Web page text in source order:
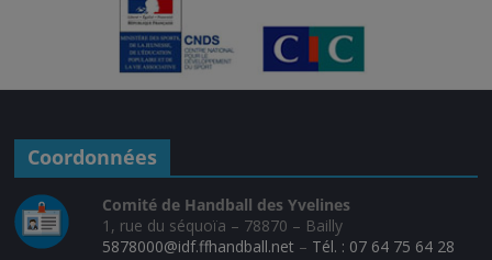
Coordonnées
Comité de Handball des Yvelines
1, rue du séquoïa – 78870 – Bailly
5878000@idf.ffhandball.net – Tél. : 07 64 75 64 28